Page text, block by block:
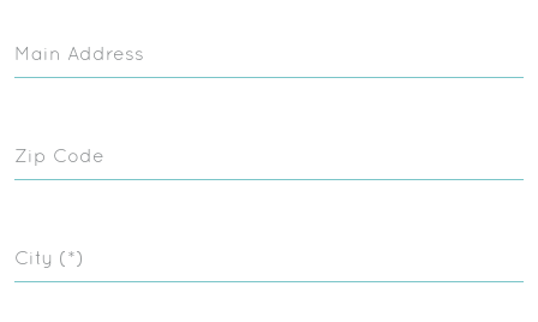
Main Address
Zip Code
City (*)